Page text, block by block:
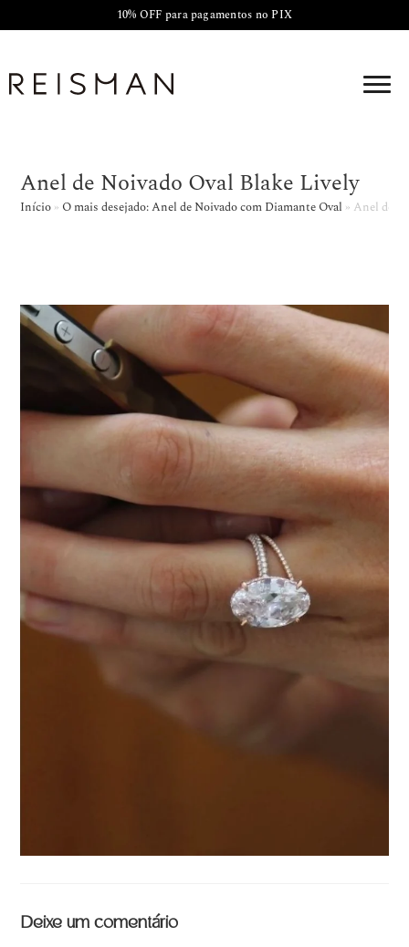
10% OFF para pagamentos no PIX
Anel de Noivado Oval Blake Lively
Início » O mais desejado: Anel de Noivado com Diamante Oval » Anel de
Deixe um comentário